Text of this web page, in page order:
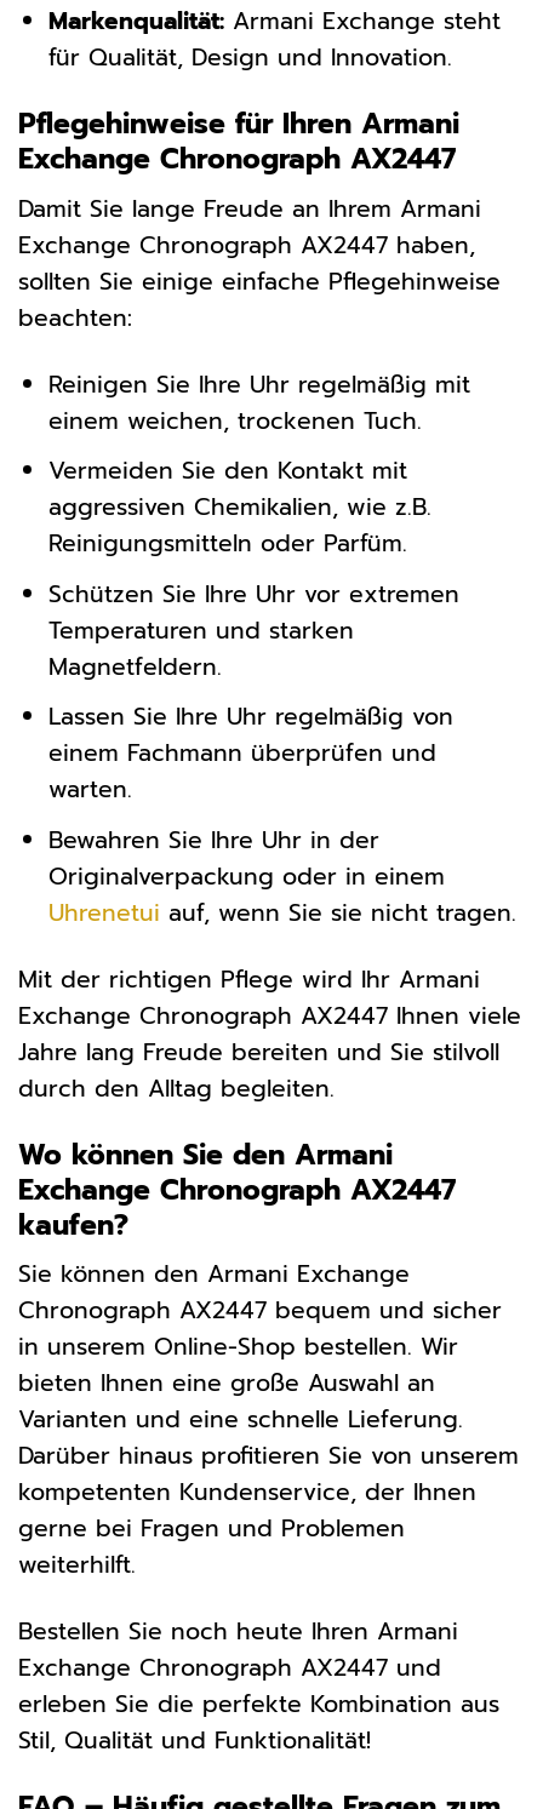
Markenqualität:Armani Exchange steht
für Qualität, Design und Innovation.
Pflegehinweise für Ihren Armani
Exchange Chronograph AX2447
Damit Sie lange Freude an Ihrem Armani
Exchange Chronograph AX2447 haben,
sollten Sie einige einfache Pflegehinweise
beachten:
Reinigen Sie Ihre Uhr regelmäßig mit
einem weichen, trockenen Tuch.
Vermeiden Sie den Kontakt mit
aggressiven Chemikalien, wie z.B.
Reinigungsmitteln oder Parfüm.
Schützen Sie Ihre Uhr vor extremen
Temperaturen und starken
Magnetfeldern.
Lassen Sie Ihre Uhr regelmäßig von
einem Fachmann überprüfen und
warten.
Bewahren Sie Ihre Uhr in der
Originalverpackung oder in einem
Uhrenetui auf, wenn Sie sie nicht tragen.
Mit der richtigen Pflege wird Ihr Armani
Exchange Chronograph AX2447 Ihnen viele
Jahre lang Freude bereiten und Sie stilvoll
durch den Alltag begleiten.
Wo können Sie den Armani
Exchange Chronograph AX2447
kaufen?
Sie können den Armani Exchange
Chronograph AX2447 bequem und sicher
in unserem Online-Shop bestellen. Wir
bieten Ihnen eine große Auswahl an
Varianten und eine schnelle Lieferung.
Darüber hinaus profitieren Sie von unserem
kompetenten Kundenservice, der Ihnen
gerne bei Fragen und Problemen
weiterhilft.
Bestellen Sie noch heute Ihren Armani
Exchange Chronograph AX2447 und
erleben Sie die perfekte Kombination aus
Stil, Qualität und Funktionalität!